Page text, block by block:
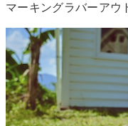
マーキングラバーアウ